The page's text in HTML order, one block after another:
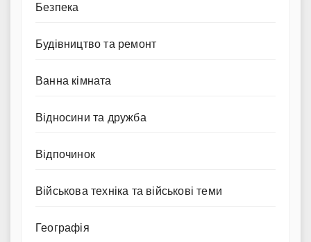
Безпека
Будівництво та ремонт
Ванна кімната
Відносини та дружба
Відпочинок
Військова техніка та військові теми
Географія